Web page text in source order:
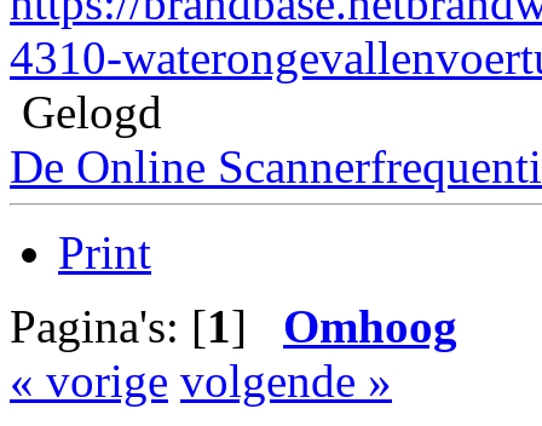
4310-
Gelogd
De Online
Print
Pagina's: [1] Omhoog
« vorige volgende »